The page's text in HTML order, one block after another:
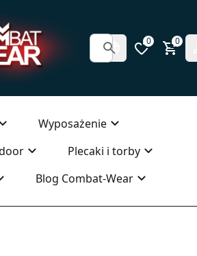
0 0
Wyposażenie
Plecaki i torby
Blog Combat-Wear